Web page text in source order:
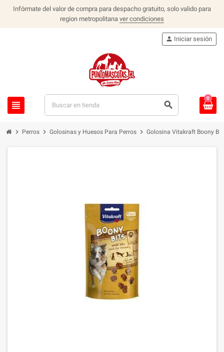
Infórmate del valor de compra para despacho gratuito, solo valido para
region metropolitana ver condiciones
view_headline search
person Iniciar sesión
0
chevron_right Perros chevron_right Golosinas y Huesos Para Perros chevron_right Golosina Vitakraft Boony